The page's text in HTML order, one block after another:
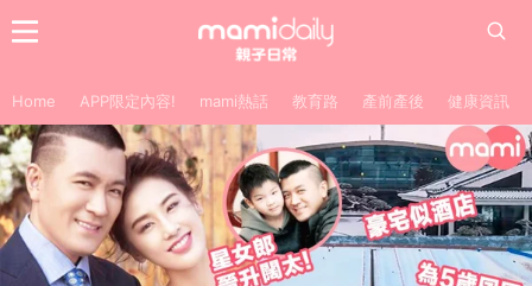
Home APP限定內容! mami熱話 教育路 產前產後 健康資訊